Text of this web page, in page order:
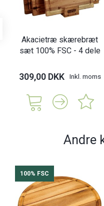
Akacietræ skærebræt
sæt 100% FSC - 4 dele
309,00 DKK Inkl. moms
Andre
100% FSC